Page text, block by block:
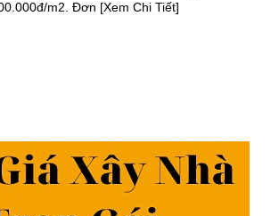
m2. Đơn [Xem Chi Tiết]